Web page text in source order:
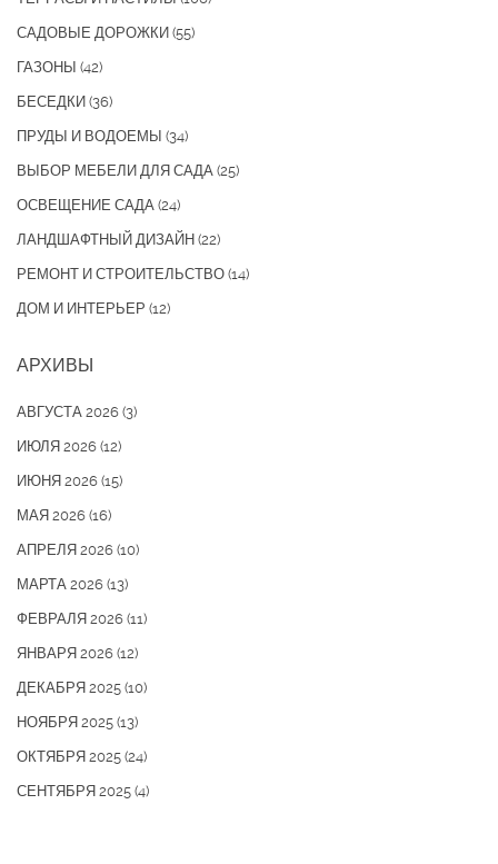
САДОВЫЕ ДОРОЖКИ (55)
ГАЗОНЫ (42)
БЕСЕДКИ (36)
ПРУДЫ И ВОДОЕМЫ (34)
ВЫБОР МЕБЕЛИ ДЛЯ САДА (25)
ОСВЕЩЕНИЕ САДА (24)
ЛАНДШАФТНЫЙ ДИЗАЙН (22)
РЕМОНТ И СТРОИТЕЛЬСТВО (14)
ДОМ И ИНТЕРЬЕР (12)
АРХИВЫ
АВГУСТА 2026 (3)
ИЮЛЯ 2026 (12)
ИЮНЯ 2026 (15)
МАЯ 2026 (16)
АПРЕЛЯ 2026 (10)
МАРТА 2026 (13)
ФЕВРАЛЯ 2026 (11)
ЯНВАРЯ 2026 (12)
ДЕКАБРЯ 2025 (10)
НОЯБРЯ 2025 (13)
ОКТЯБРЯ 2025 (24)
СЕНТЯБРЯ 2025 (4)